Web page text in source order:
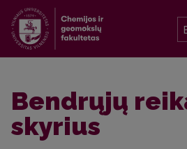
Bendrųjų
skyrius